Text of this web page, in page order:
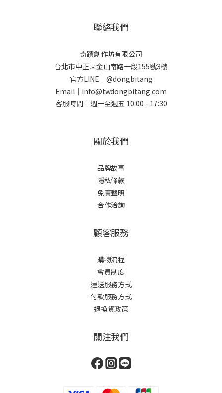
聯絡我們
奇蹟創作坊有限公司
台北市中正區金山南路一段155號3樓
官方LINE｜@dongbitang
Email｜info@twdongbitang.com
客服時間｜週一至週五 10:00 - 17:30
關於我們
品牌故事
隱私條款
免責聲明
合作洽詢
顧客服務
購物流程
會員制度
運送服務方式
付款服務方式
退換貨政策
關注我們